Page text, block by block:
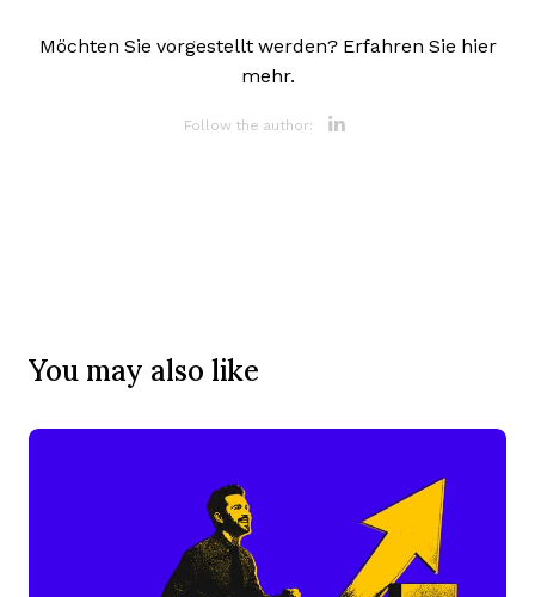
Möchten Sie vorgestellt werden? Erfahren Sie hier
mehr.
Follow the author:
You may also like